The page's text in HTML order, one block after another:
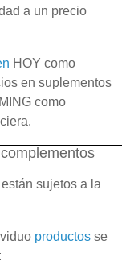
a un precio
HOY como
en suplementos
como
sujetos a la
productos se